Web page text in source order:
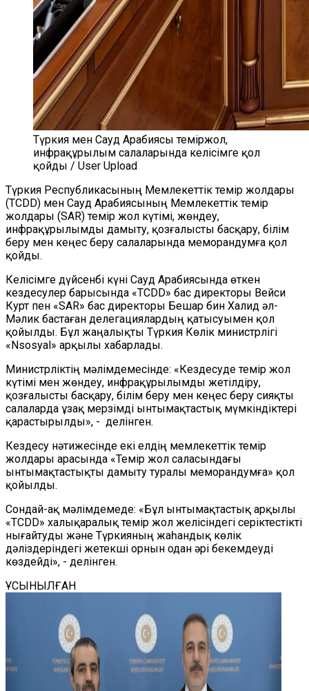
Түркия мен Сауд Арабиясы теміржол,
инфрақұрылым салаларында келісімге қол
қойды / User Upload
Түркия Республикасының Мемлекеттік темір жолдары
(TCDD) мен Сауд Арабиясының Мемлекеттік темір
жолдары (SAR) темір жол күтімі, жөндеу,
инфрақұрылымды дамыту, қозғалысты басқару, білім
беру мен кеңес беру салаларында меморандумға қол
қойды.
Келісімге дүйсенбі күні Сауд Арабиясында өткен
кездесулер барысында «TCDD» бас директоры Вейси
Курт пен «SAR» бас директоры Бешар бин Халид әл-
Мәлик бастаған делегациялардың қатысуымен қол
қойылды. Бұл жаңалықты Түркия Көлік министрлігі
«Nsosyal» арқылы хабарлады.
Министрліктің мәлімдемесінде: «Кездесуде темір жол
күтімі мен жөндеу, инфрақұрылымды жетілдіру,
қозғалысты басқару, білім беру мен кеңес беру сияқты
салаларда ұзақ мерзімді ынтымақтастық мүмкіндіктері
қарастырылды», - делінген.
Кездесу нәтижесінде екі елдің мемлекеттік темір
жолдары арасында «Темір жол саласындағы
ынтымақтастықты дамыту туралы меморандумға» қол
қойылды.
Сондай-ақ мәлімдемеде: «Бұл ынтымақтастық арқылы
«TCDD» халықаралық темір жол желісіндегі серіктестікті
нығайтуды және Түркияның жаһандық көлік
дәліздеріндегі жетекші орнын одан әрі бекемдеуді
көздейді», - делінген.
ҰСЫНЫЛҒАН